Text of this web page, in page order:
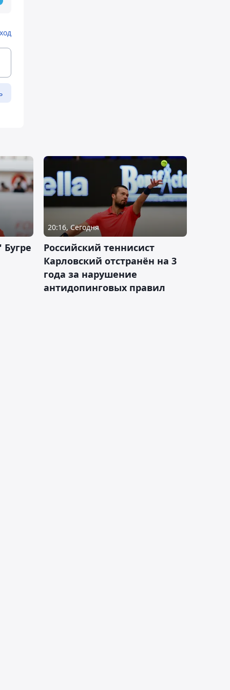
20:16, Сегодня
Российский теннисист
Карловский отстранён на 3
года за нарушение
антидопинговых правил